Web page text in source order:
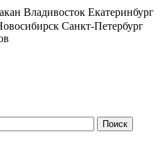
Владивосток Екатеринбург
Санкт-Петербург